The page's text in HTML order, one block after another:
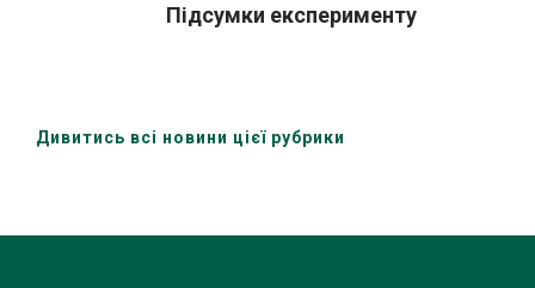
Підсумки експерименту
Дивитись всі новини цієї рубрики